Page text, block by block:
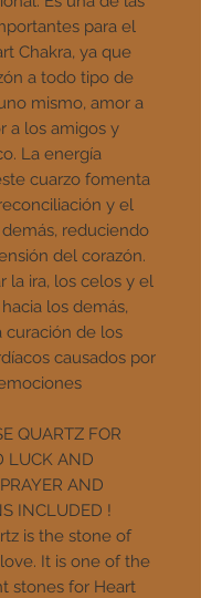
para el
Chakra, ya que
a todo tipo de
mismo, amor a
a los amigos y
La energía
cuarzo fomenta
y el
reduciendo
del corazón.
la ira, los celos y el
los demás,
curación de los
causados ​​por
QUARTZ FOR
LUCK AND
AND
INCLUDED !
is the stone of
It is one of the
stones for Heart